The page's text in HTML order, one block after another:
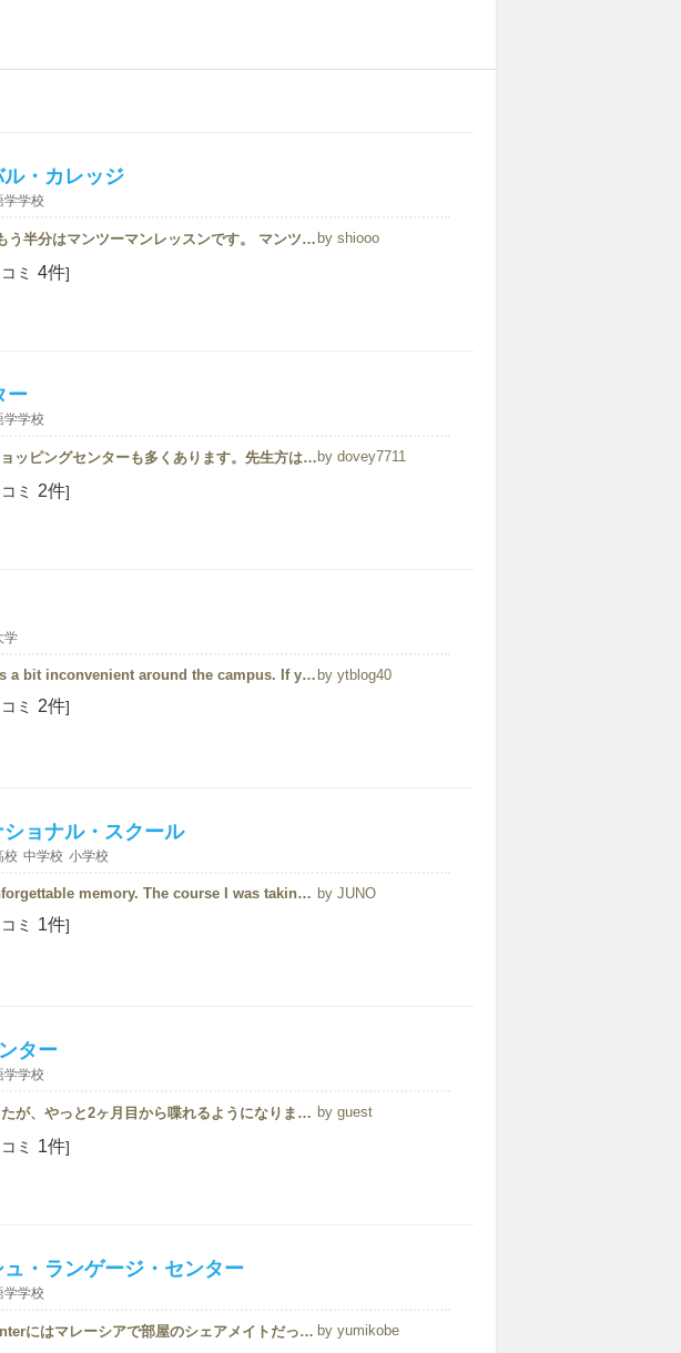
・カレッジ
学学校
1日の半分はグループレッスン、もう半分はマンツーマンレッスンです。 マンツーマンレッスンで使用するテキストは学校で好きなものを購入できます。私はリーディング用とスピーキング用のものを購入しましたが、特に[talk talk talk]... shiooo
ミ 4件]
ー
学学校
学校はklccという都心にあり、ショッピングセンターも多くあります。先生方はネイティブから非ネイティブ、色々な国から来ているので一人一人発音の仕方が違います。なのでどこの国に行っても人の発音が聞き取りやすい耳になります。 dovey7711
ミ 2件]
学
Not too bad but not too nice. It's a bit inconvenient around the campus. If you go to Subang campus, it's h... ytblog40
ミ 2件]
ョナル・スクール
校 中学校 小学校
Staying in here was such an unforgettable memory. The course I was taking is called Canadian International Matriculat... JUNO
ミ 1件]
ター
学学校
最初は全く英語が話せませんでしたが、やっと2ヶ月目から喋れるようになりました。自分の意思やしたいことを表現できるようになりました。これからは発音や文法にも力を入れていきたいと思います。そして先生の発音もアメリカン英語でとても綺麗です。 guest
ミ 1件]
・ランゲージ・センター
学学校
Awesome English language Centerにはマレーシアで部屋のシェアメイトだったサウジアラビア人の友達に紹介してもらって通い始めました。彼女たちも、Awesomeに通う前に、KLで別の語学学校に通っていたらしく、... yumikobe